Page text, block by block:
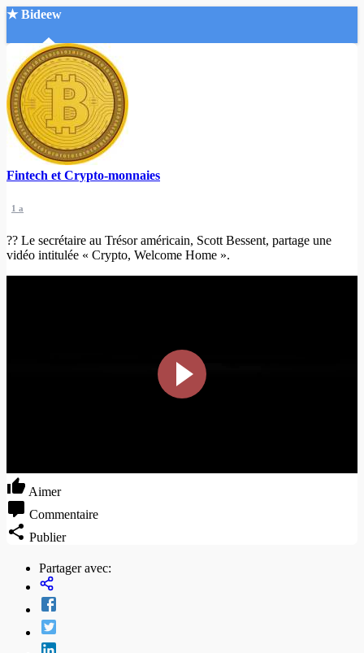
★ Bideew
Accueil
Recherche Avancée
Créer un compte
Mode nuit
Fintech et Crypto-monnaies
1 a
?? Le secrétaire au Trésor américain, Scott Bessent, partage une
vidéo intitulée « Crypto, Welcome Home ».
Aimer
Commentaire
Publier
Partager avec: